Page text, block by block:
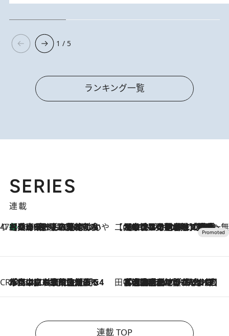
1 / 5
ランキング一覧
SERIES
連載
47都道府県の手みやげ ひんやりスイーツで夏を満喫
2026.8.8
【兵庫県】この夏絶対食べたい 冷やしておいしいおやつ3選 淡路島の恵みをジェラートに集約 【CREA×星野リゾート】唯一無二。癒しと発見が待つ場所へ
2026.8.7
【トンボの足水浴】ヒノキの香りに包まれて涼感マックス！約13℃の湧水かけ流しを避暑地「星野温泉 トンボの湯」で体験
CREA'S CHOICE
2026.8.7
「立川にも歌舞伎があるんだよ」 片岡仁左衛門・市川中車ら豪華座組みで4年目の立川立飛歌舞伎へ 田中稲の勝手に再ブーム
2026.8.7
「湘南乃風に憧れて」観客大盛上がりの“タオル回し”に、ラッパー顔負けの高速歌唱まで…さだまさし（74）のアグレッシブすぎる現在地
連載 TOP